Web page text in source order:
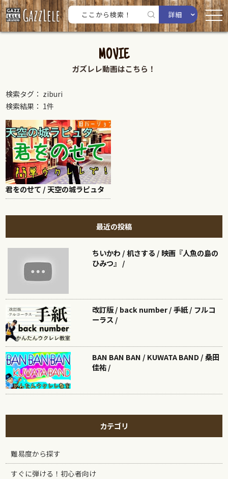
詳細
MOVIE
ガズレレ動画はこちら！
検索タグ： ziburi
検索結果： 1件
君をのせて / 天空の城ラピュタ
最近の投稿
ちいかわ / 机さする / 映画『人魚の島の
ひみつ』 /
改訂版 / back number / 手紙 / フルコ
ーラス /
BAN BAN BAN / KUWATA BAND / 桑田
佳祐 /
カテゴリ
難易度から探す
すぐに弾ける！初心者向け